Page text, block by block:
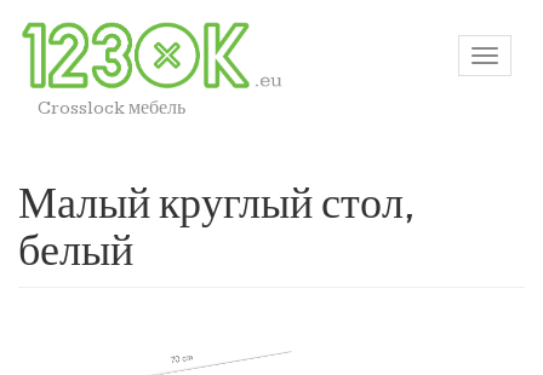
Crosslock мебель
Малый круглый стол,
белый